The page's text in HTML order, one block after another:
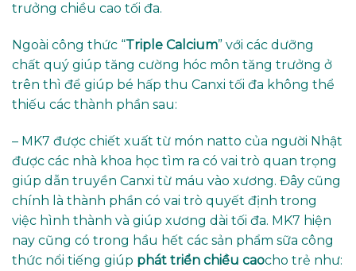
trưởng chiều cao tối đa.
Ngoài công thức “Triple Calcium” với các dưỡng
chất quý giúp tăng cường hóc môn tăng trưởng ở
trên thì để giúp bé hấp thu Canxi tối đa không thể
thiếu các thành phần sau:
– MK7 được chiết xuất từ món natto của người Nhật
được các nhà khoa học tìm ra có vai trò quan trọng
giúp dẫn truyền Canxi từ máu vào xương. Đây cũng
chính là thành phần có vai trò quyết định trong
việc hình thành và giúp xương dài tối đa. MK7 hiện
nay cũng có trong hầu hết các sản phẩm sữa công
thức nổi tiếng giúp phát triển chiều caocho trẻ như: